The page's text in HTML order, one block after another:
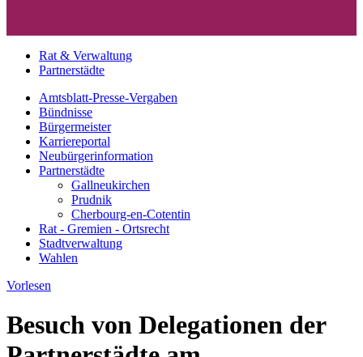
Rat & Verwaltung
Partnerstädte
Amtsblatt-Presse-Vergaben
Bündnisse
Bürgermeister
Karriereportal
Neubürgerinformation
Partnerstädte
Gallneukirchen
Prudnik
Cherbourg-en-Cotentin
Rat - Gremien - Ortsrecht
Stadtverwaltung
Wahlen
Vorlesen
Besuch von Delegationen der